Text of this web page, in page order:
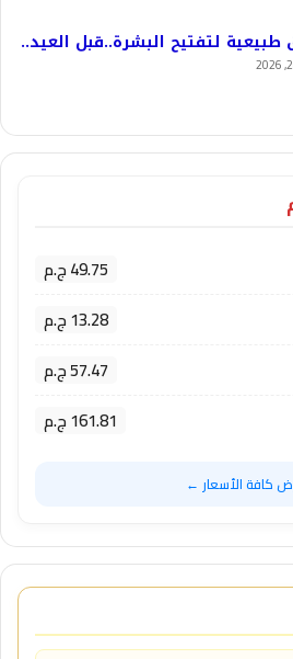
49.75 ج.م
13.28 ج.م
57.47 ج.م
161.81 ج.م
كافة الأسعار ←